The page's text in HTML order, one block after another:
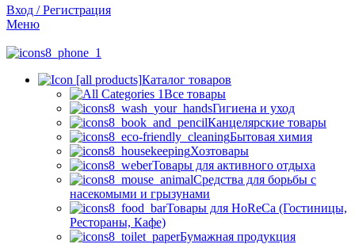
Вход / Регистрация
Меню
Каталог товаров
Все товары
Гигиена и уход
Канцелярские товары
Бытовая химия
Хозтовары
Товары для активного отдыха
Средства для борьбы с
насекомыми и грызунами
Товары для HoReCa (Гостиницы,
Рестораны, Кафе)
Бумажная продукция